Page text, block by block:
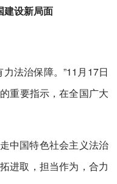
设新局面
法治保障。”11月17日
重要指示，在全国广大
中国特色社会主义法治
进取，担当作为，合力